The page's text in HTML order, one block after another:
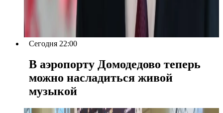
Сегодня 22:00
В аэропорту Домодедово теперь
можно насладиться живой
музыкой